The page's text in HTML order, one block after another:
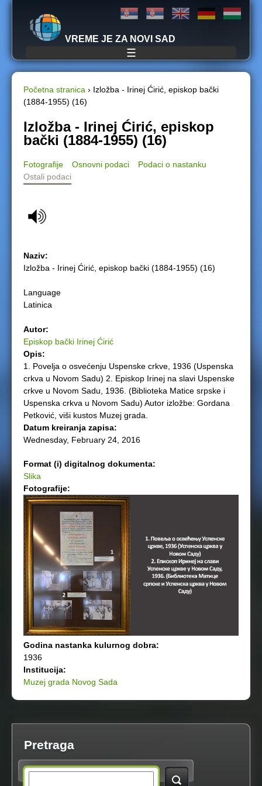
Jump to navigation
VREME JE ZA NOVI SAD
☰
Y
o
a
h
r
e
Početna stranica › Izložba - Irinej Ćirić, episkop bački
(1884-1955) (16)
Izložba - Irinej Ćirić, episkop
bački (1884-1955) (16)
Fotografije Osnovni podaci
Podaci o nastanku
Ostali podaci
Naziv:
Izložba - Irinej Ćirić, episkop bački (1884-1955) (16)
Language
Latinica
Autor:
Episkop bački Irinej Ćirić
Opis:
1. Povelja o osvećenju Uspenske crkve, 1936 (Uspenska
crkva u Novom Sadu) 2. Episkop Irinej na slavi Uspenske
crkve u Novom Sadu, 1936. (Biblioteka Matice srpske i
Uspenska crkva u Novom Sadu) Autor izložbe: Gordana
Petković, viši kustos Muzej grada.
Datum kreiranja zapisa:
Wednesday, February 24, 2016
Format (i) digitalnog dokumenta:
Slika
Fotografije:
Godina nastanka kulurnog dobra:
1936
Institucija:
Muzej grada Novog Sada
Pretraga